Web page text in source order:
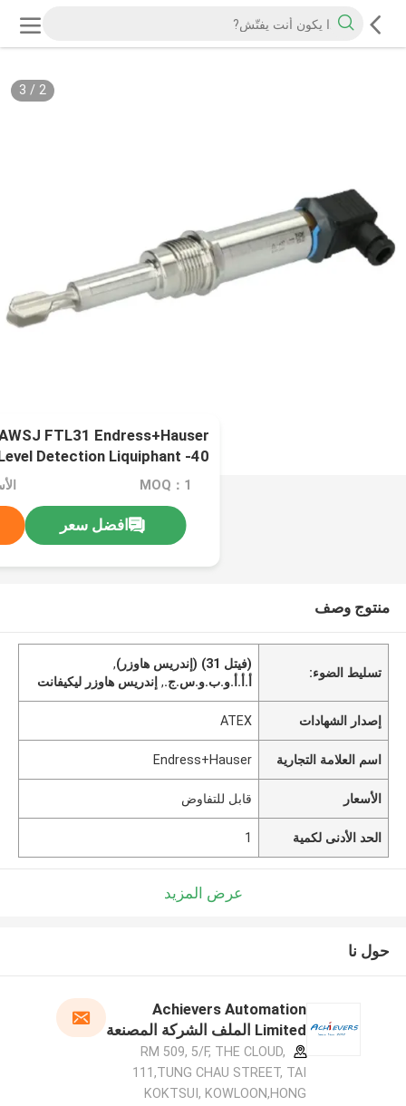
2
/
3
FTL31 Endress+Hauser
MOQ：1
افضل سعر
منتوج وصف
تسليط الضوء:
(فيتل 31) (إندريس هاوزر)
,
أ.أ.أ.و.ب.و.س.ج.,إندريس هاوزر ليكيفانت
إصدار الشهادات ATEX
اسم العلامة التجارية Endress+Hauser
الأسعار قابل للتفاوض
الحد الأدنى لكمية 1
عرض المزيد
حول نا
Achievers Automation
Limited الملف الشركة المصنعة
RM 509, 5/F, THE CLOUD,
111,TUNG CHAU STREET, TAI
KOKTSUI, KOWLOON,HONG